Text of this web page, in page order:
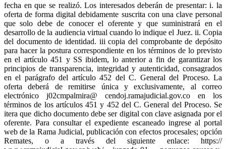
fecha en que se realizó. Los interesados deberán de presentar: i. la
oferta de forma digital debidamente suscrita con una clave personal
que solo debe de conocer el oferente y que suministrará en el
desarrollo de la audiencia virtual cuando lo indique el Juez. ii. Copia
del documento de identidad. iii copia del comprobante de depósito
para hacer la postura correspondiente en los términos de lo previsto
en el artículo 451 y SS ibidem, lo anterior a fin de garantizar los
principios de transparencia, integridad y autenticidad, consagrados
en el parágrafo del artículo 452 del C. General del Proceso. La
oferta deberá de remitirse única y exclusivamente, al correo
electrónico j02cmpalmira@ cendoj.ramajudicial.gov.co en los
términos de los artículos 451 y 452 del C. General del Proceso. Se
itera que dicho documento debe ser digital con clave asignada por el
oferente. Para consultar el expediente escaneado ingrese al portal
web de la Rama Judicial, publicación con efectos procesales; opción
Remates, o a través del siguiente enlace: https://